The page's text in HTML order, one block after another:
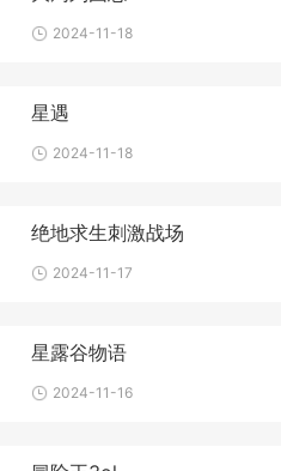
2024-11-18
星遇
2024-11-18
绝地求生刺激战场
2024-11-17
星露谷物语
2024-11-16